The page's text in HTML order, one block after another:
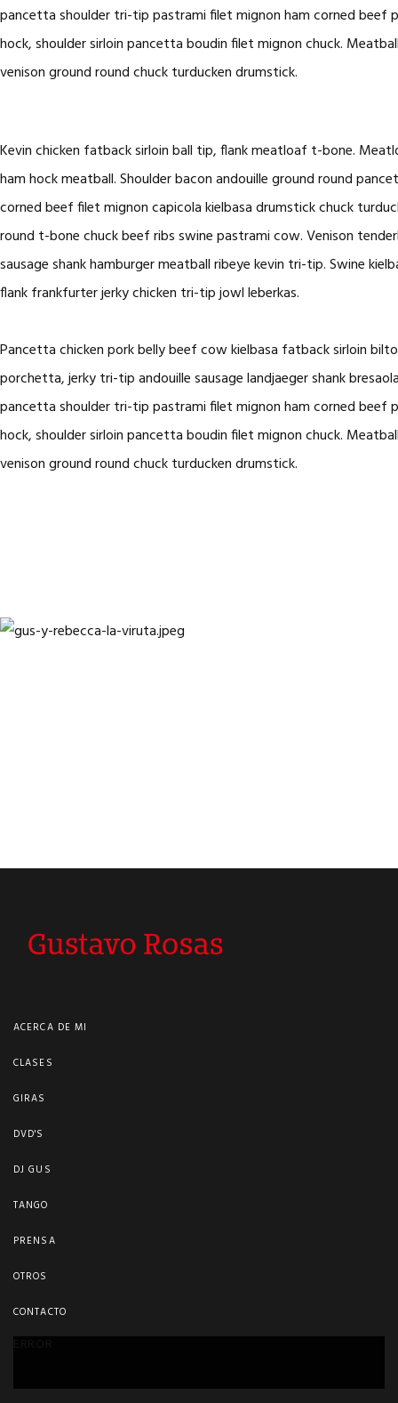
pancetta shoulder tri-tip pastrami filet mignon ham corned beef
hock, shoulder sirloin pancetta boudin filet mignon chuck.
venison ground round chuck turducken drumstick.
Kevin chicken fatback sirloin ball tip, flank meatloaf t-bone.
ham hock meatball. Shoulder bacon andouille ground round
corned beef filet mignon capicola kielbasa drumstick chuck
round t-bone chuck beef ribs swine pastrami cow. Venison
sausage shank hamburger meatball ribeye kevin tri-tip. Swine
flank frankfurter jerky chicken tri-tip jowl leberkas.
Pancetta chicken pork belly beef cow kielbasa fatback sirloin
porchetta, jerky tri-tip andouille sausage landjaeger shank
pancetta shoulder tri-tip pastrami filet mignon ham corned beef
hock, shoulder sirloin pancetta boudin filet mignon chuck.
venison ground round chuck turducken drumstick.
ACERCA DE MI
CLASES
GIRAS
DVD'S
DJ GUS
TANGO
PRENSA
OTROS
CONTACTO